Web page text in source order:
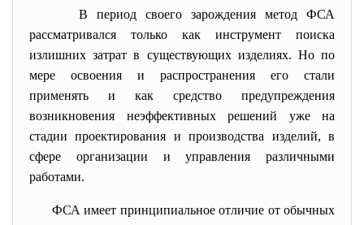
В период своего зарождения метод ФСА
рассматривался только как инструмент поиска
излишних затрат в существующих изделиях. Но по
мере освоения и распространения его стали
применять и как средство предупреждения
возникновения неэффективных решений уже на
стадии проектирования и производства изделий, в
сфере организации и управления различными
работами.
ФСА имеет принципиальное отличие от обычных